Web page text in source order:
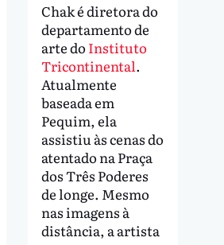
Chak é diretora do
departamento de
arte do Instituto
Tricontinental.
Atualmente
baseada em
Pequim, ela
assistiu às cenas do
atentado na Praça
dos Três Poderes
de longe. Mesmo
nas imagens à
distância, a artista